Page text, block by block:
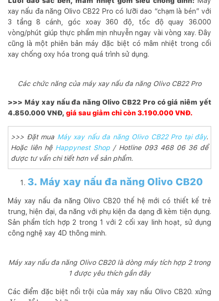
xay nấu đa năng Olivo CB22 Pro có lưỡi dao “chạm là bén” với
3 tầng 8 cánh, góc xoay 360 độ, tốc độ quay 36.000
vòng/phút giúp thực phẩm mịn nhuyễn ngay vài vòng xay. Đây
cũng là một phiên bản máy đặc biệt có mâm nhiệt trong cối
xay chống oxy hóa trong quá trình sử dụng.
Các chức năng của máy xay nấu đa năng Olivo CB22 Pro
>>> Máy xay nấu đa năng Olivo CB22 Pro có giá niêm yết
4.850.000 VNĐ, giá sau giảm chỉ còn 3.190.000 VNĐ.
>>> Đặt mua Máy xay nấu đa năng Olivo CB22 Pro tại đây.
Hoặc liên hệ Happynest Shop / Hotline 093 468 06 36 để
được tư vấn chi tiết hơn về sản phẩm.
3. Máy xay nấu đa năng Olivo CB20
Máy xay nấu đa năng Olivo CB20 thế hệ mới có thiết kế trẻ
trung, hiện đại, đa năng với phụ kiện đa dạng đi kèm tiện dụng.
Sản phẩm tích hợp 2 trong 1 với 2 cối xay linh hoạt, sử dụng
công nghệ xay 4D thông minh.
Máy xay nấu đa năng Olivo CB20 là dòng máy tích hợp 2 trong
1 được yêu thích gần đây
Các điểm đặc biệt nổi trội của máy xay nấu Olivo CB20. xứng